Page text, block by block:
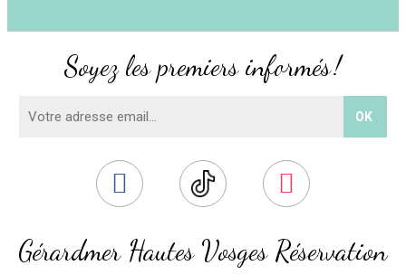
Gérardmer Hautes Vosges Réservation
Soyez les premiers informés !